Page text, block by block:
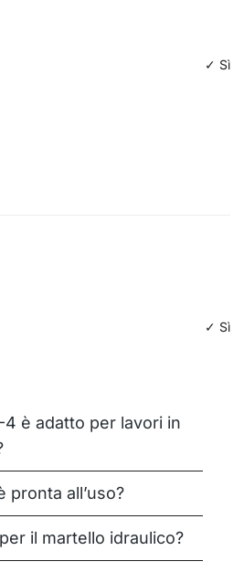
✓ Sì
✓ Sì
4 è adatto per lavori in
pronta all’uso?
il martello idraulico?